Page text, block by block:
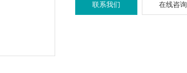
联系我们 在线咨询